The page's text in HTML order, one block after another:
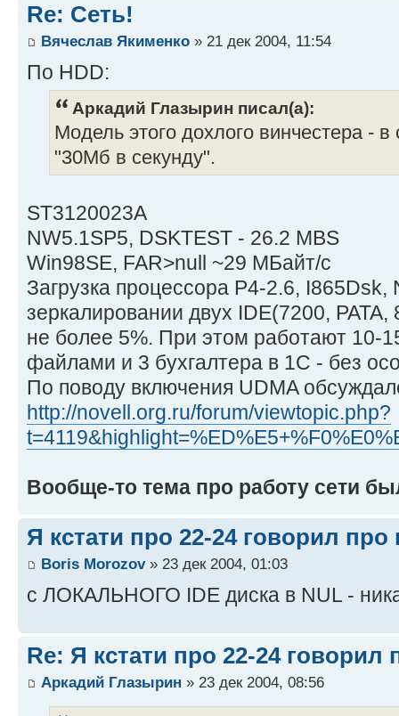
Re: Сеть!
Вячеслав Якименко » 21 дек 2004, 11:54
По HDD:
Аркадий Глазырин писал(а):
Модель этого дохлого винчестера - в
"30Мб в секунду".
ST3120023A
NW5.1SP5, DSKTEST - 26.2 MBS
Win98SE, FAR>null ~29 MБайт/с
Загрузка процессора P4-2.6, I865Dsk,
зеркалировании двух IDE(7200,
не более 5%. При этом работают 10-
файлами и 3 бухгалтера в 1С - без
По поводу включения UDMA
http://novell.org.ru/forum/viewtopic.php?
Вообще-то тема про работу сети
Я кстати про 22-24 говорил про
Boris Morozov» 23 дек 2004, 01:03
с ЛОКАЛЬНОГО IDE диска в NUL -
Re: Я кстати про 22-24 говорил
Аркадий Глазырин » 23 дек 2004, 08:56